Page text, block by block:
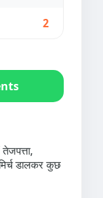
2
डालकर कुछ